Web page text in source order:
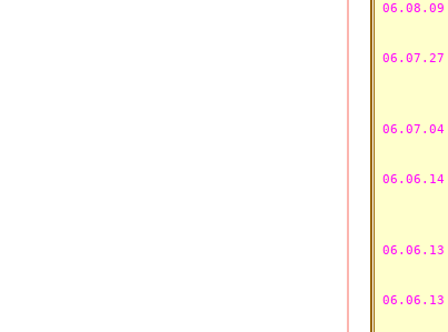
06.08.09
06.07.27
06.07.04
06.06.14
06.06.13
06.06.13